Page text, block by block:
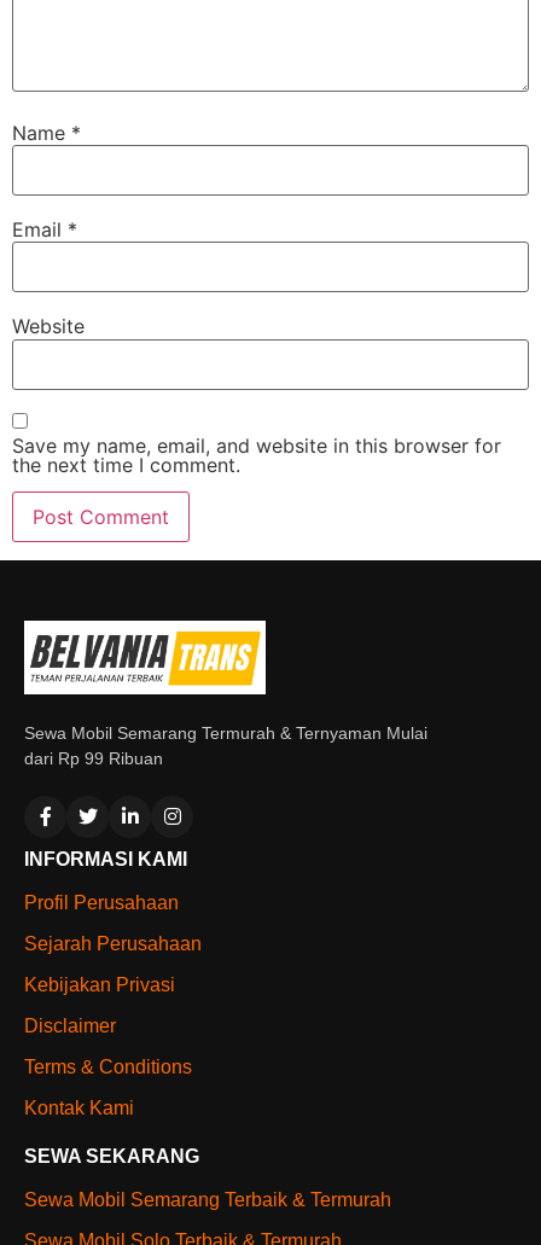
Name *
Email *
Website
Save my name, email, and website in this browser for
the next time I comment.
Sewa Mobil Semarang Termurah & Ternyaman Mulai
dari Rp 99 Ribuan
INFORMASI KAMI
Profil Perusahaan
Sejarah Perusahaan
Kebijakan Privasi
Disclaimer
Terms & Conditions
Kontak Kami
SEWA SEKARANG
Sewa Mobil Semarang Terbaik & Termurah
Sewa Mobil Solo Terbaik & Termurah